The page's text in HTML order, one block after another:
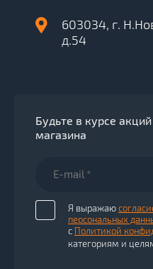
603034, г.
д.54
Будьте в курсе
магазина
Я выражаю
персональных
с Политикой
категориям и